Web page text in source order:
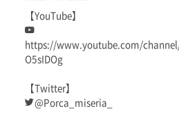
【YouTube】
https://www.youtube.com/
O5sIDOg
【Twitter】
@Porca_miseria_